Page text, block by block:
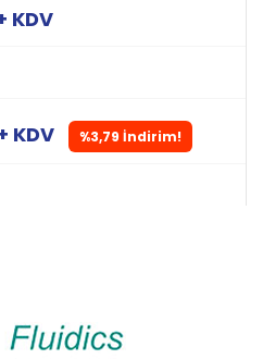
KDV
KDV %3,79 İndirim!